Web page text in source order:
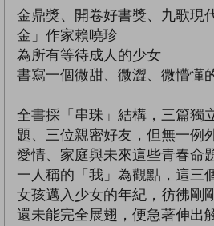
金鼎獎、開卷好書獎、九歌現
金」作家賴曉珍
為所有等待成人的少女
書寫一個微甜、微澀、微懵懂
全書採「串珠」結構，三篇獨
題、三位親密好友，但無一例
愛情、家庭與未來這些青春命
一人稱的「我」為觀點，這三
女孩邁入少女的年紀，彷彿剛
還未能完全展翅，便急著伸出